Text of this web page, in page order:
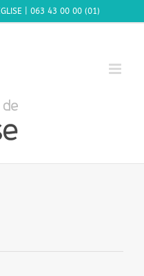
| 063 43 00 00 (01)